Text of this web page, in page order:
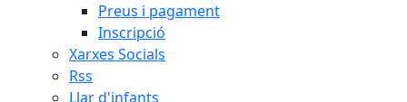
Preus i pagament
Inscripció
Xarxes Socials
Rss
Llar d'infants